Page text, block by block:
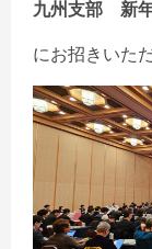
九州支部 新
にお招きいた